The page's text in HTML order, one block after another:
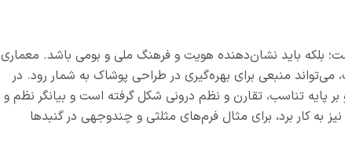
بلکه باید نشان‌دهنده هویت و فرهنگ ملی و بومی باشد. معماری
می‌تواند منبعی برای بهره‌گیری در طراحی پوشاک به شمار رود. در
پایه تناسب، تقارن و نظم درونی شکل گرفته است و بیانگر نظم و
به کار برد، برای مثال فرم‌های مثلثی و چندوجهی در گنبدها